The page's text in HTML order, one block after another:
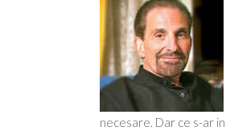
necesare. Dar ce s-ar